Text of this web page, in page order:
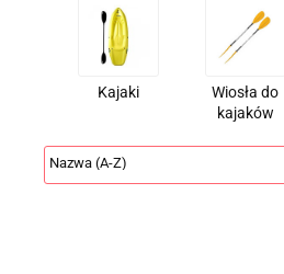
Kajaki
Wiosła do
kajaków